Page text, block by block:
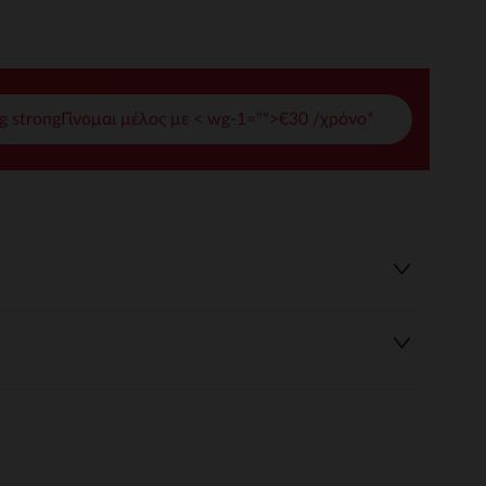
να διαχειριστείτε τις ρυθμίσεις απορρήτου,
strongΓίνομαι μέλος με < wg-1="">€30 /χρόνο*